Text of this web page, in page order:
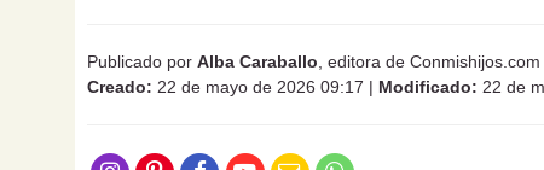
Publicado por Alba Caraballo , editora de Conmishijos.com
Creado: 22 de mayo de 2026 09:17 | Modificado: 22 de